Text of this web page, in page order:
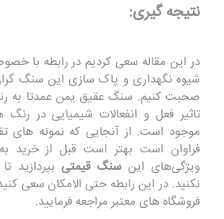
نتیجه گیری:
در این مقاله سعی کردیم در رابطه با
شیوه نگهداری و پاک سازی این سنگ
صحبت کنیم. سنگ عقیق یمن عمدتا به
تاثیر فعل و انفعالات شیمیایی در
موجود است. از آنجایی که نمونه های
فراوان است بهتر است قبل از خرید
ویژگی‌های اینسنگ قیمتی بپردازید
نکنید. در این رابطه حتی الامکان سعی
فروشگاه های معتبر مراجعه فرمایید.